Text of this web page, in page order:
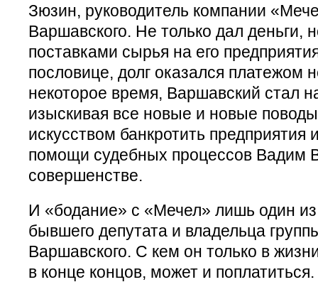
Зюзин, руководитель компании
Варшавского. Не только дал деньги,
поставками сырья на его
пословице, долг оказался платежом
некоторое время, Варшавский стал
изыскивая все новые и новые
искусством банкротить предприятия
помощи судебных процессов Вадим
совершенстве.
И «бодание» с «Мечел» лишь один
бывшего депутата и владельца
Варшавского. С кем он только в
в конце концов, может и